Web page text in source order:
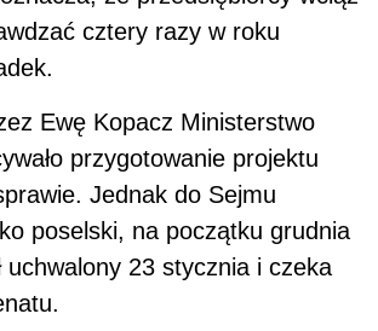
cztery razy w roku
Ewę Kopacz Ministerstwo
przygotowanie projektu
Jednak do Sejmu
poselski, na początku grudnia
uchwalony 23 stycznia i czeka